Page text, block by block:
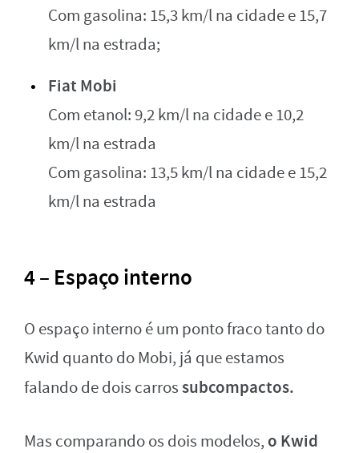
Com gasolina: 15,3 km/l na cidade e 15,7
km/l na estrada;
Fiat Mobi
Com etanol: 9,2 km/l na cidade e 10,2
km/l na estrada
Com gasolina: 13,5 km/l na cidade e 15,2
km/l na estrada
4 – Espaço interno
O espaço interno é um ponto fraco tanto do
Kwid quanto do Mobi, já que estamos
falando de dois carrossubcompactos.
Mas comparando os dois modelos, o Kwid